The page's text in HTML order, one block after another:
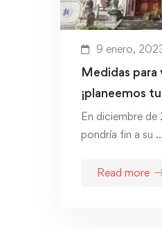
9 enero,
Medidas para
¡planeemos
En diciembre
pondría fin a su
Read more